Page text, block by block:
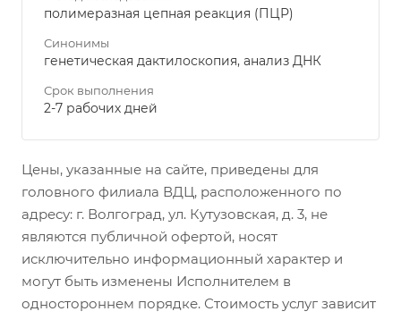
полимеразная цепная реакция (ПЦР)
Синонимы
генетическая дактилоскопия, анализ ДНК
Срок выполнения
2-7 рабочих дней
Цены, указанные на сайте, приведены для
головного филиала ВДЦ, расположенного по
адресу: г. Волгоград, ул. Кутузовская, д. 3, не
являются публичной офертой, носят
исключительно информационный характер и
могут быть изменены Исполнителем в
одностороннем порядке. Стоимость услуг зависит